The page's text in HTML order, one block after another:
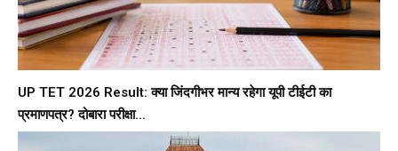
UP TET 2026 Result: क्या जिंदगीभर मान्य रहेगा यूपी टीईटी का
प्रमाणपत्र? दोबारा परीक्षा...